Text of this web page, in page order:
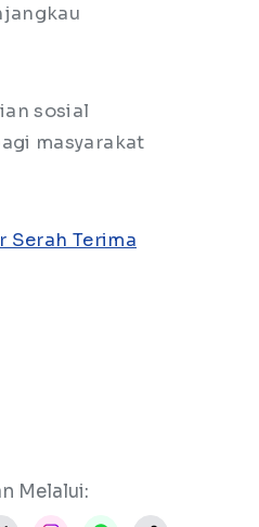
sosial
masyarakat
Serah Terima
Melalui: